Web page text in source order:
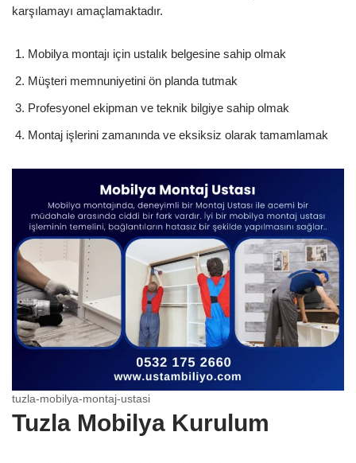
karşılamayı amaçlamaktadır.
Mobilya montajı için ustalık belgesine sahip olmak
Müşteri memnuniyetini ön planda tutmak
Profesyonel ekipman ve teknik bilgiye sahip olmak
Montaj işlerini zamanında ve eksiksiz olarak tamamlamak
tuzla-mobilya-montaj-ustasi
Tuzla Mobilya Kurulum